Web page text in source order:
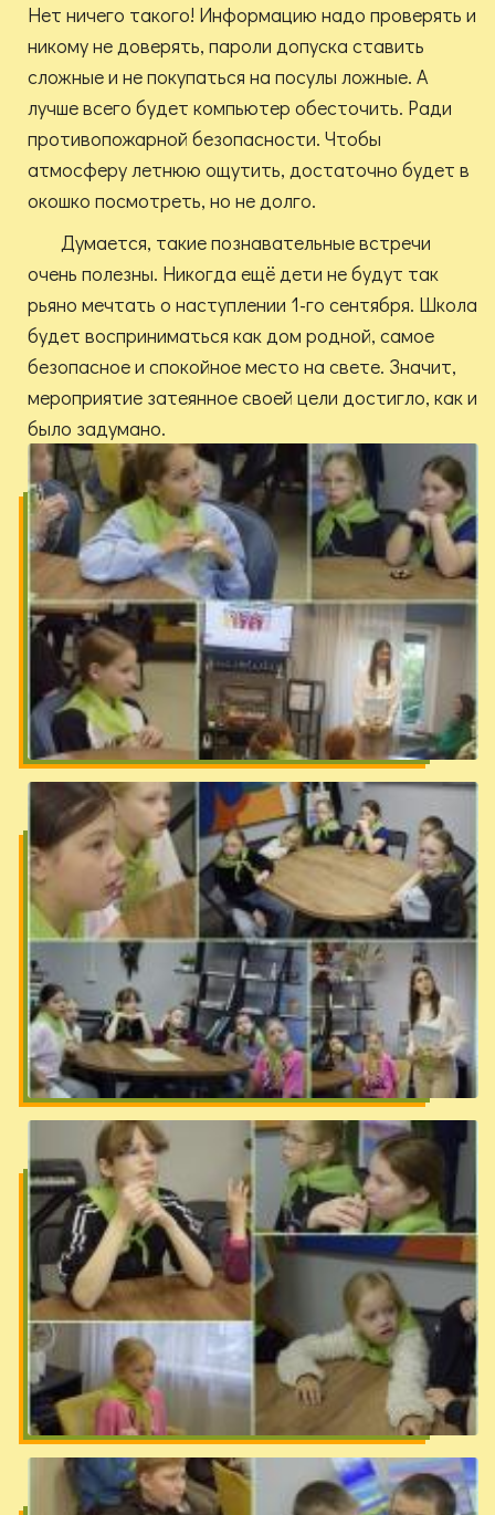
Нет ничего такого! Информацию надо проверять и
никому не доверять, пароли допуска ставить
сложные и не покупаться на посулы ложные. А
лучше всего будет компьютер обесточить. Ради
противопожарной безопасности. Чтобы
атмосферу летнюю ощутить, достаточно будет в
окошко посмотреть, но не долго.
Думается, такие познавательные встречи
очень полезны. Никогда ещё дети не будут так
рьяно мечтать о наступлении 1-го сентября. Школа
будет восприниматься как дом родной, самое
безопасное и спокойное место на свете. Значит,
мероприятие затеянное своей цели достигло, как и
было задумано.